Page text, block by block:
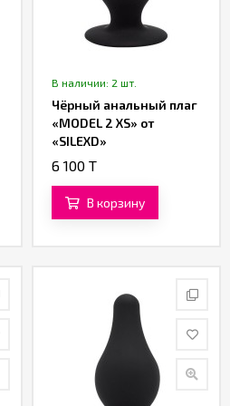
В наличии: 2 шт.
Чёрный анальный плаг
«MODEL 2 XS» от
«SILEXD»
6 100 T
В корзину